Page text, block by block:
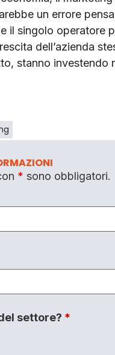
un errore
il singolo operatore
dell’azienda
stanno investendo
* sono obbligatori.
settore? *